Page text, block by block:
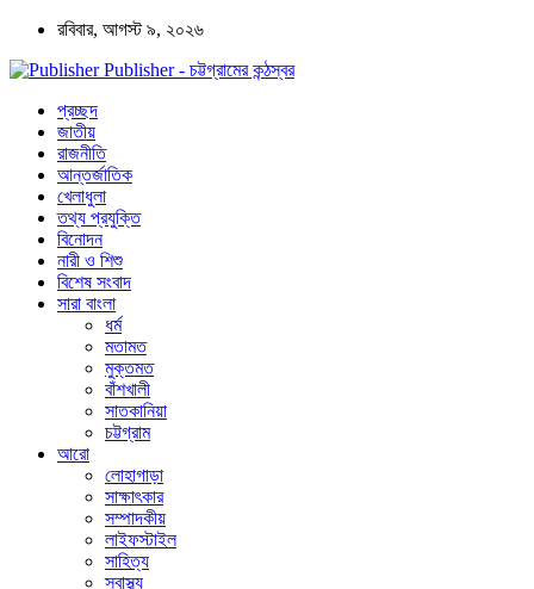
রবিবার, আগস্ট ৯, ২০২৬
Publisher - চট্টগ্রামের কন্ঠস্বর
প্রচ্ছদ
জাতীয়
রাজনীতি
আন্তর্জাতিক
খেলাধুলা
তথ্য প্রযুক্তি
বিনোদন
নারী ও শিশু
বিশেষ সংবাদ
সারা বাংলা
ধর্ম
মতামত
মুক্তমত
বাঁশখালী
সাতকানিয়া
চট্টগ্রাম
আরো
লোহাগাড়া
সাক্ষাৎকার
সম্পাদকীয়
লাইফস্টাইল
সাহিত্য
স্বাস্থ্য